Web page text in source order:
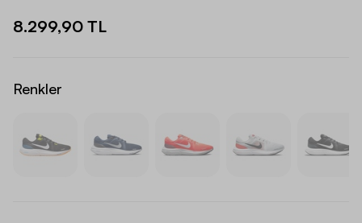
8.299,90 TL
Renkler